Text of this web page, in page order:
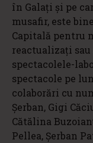
în Galați și pe
musafir, este
Capitală pentru
reactualizați
spectacolele-
spectacole pe
colaborări cu
Șerban, Gigi
Cătălina
Pellea, Șerban